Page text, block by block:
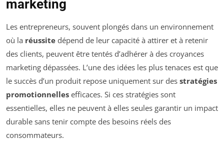
marketing
Les entrepreneurs, souvent plongés dans un environnement
où la réussite dépend de leur capacité à attirer et à retenir
des clients, peuvent être tentés d’adhérer à des croyances
marketing dépassées. L’une des idées les plus tenaces est que
le succès d’un produit repose uniquement sur des stratégies
promotionnelles efficaces. Si ces stratégies sont
essentielles, elles ne peuvent à elles seules garantir un impact
durable sans tenir compte des besoins réels des
consommateurs.